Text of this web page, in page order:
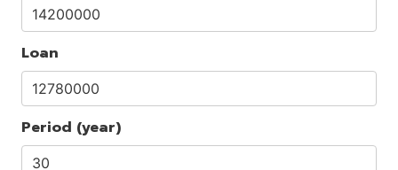
Loan
Period (year)